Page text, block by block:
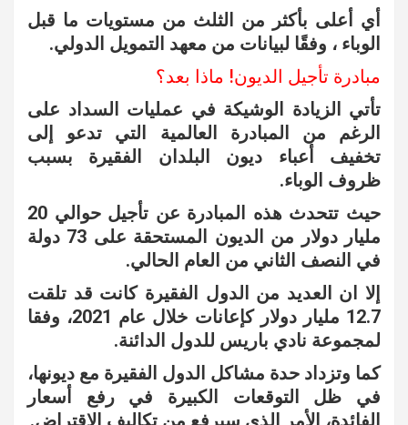
أي أعلى بأكثر من الثلث من مستويات ما قبل
الوباء ، وفقًا لبيانات من معهد التمويل الدولي.
مبادرة تأجيل الديون! ماذا بعد؟
تأتي الزيادة الوشيكة في عمليات السداد على
الرغم من المبادرة العالمية التي تدعو إلى
تخفيف أعباء ديون البلدان الفقيرة بسبب
ظروف الوباء.
حيث تتحدث هذه المبادرة عن تأجيل حوالي 20
مليار دولار من الديون المستحقة على 73 دولة
في النصف الثاني من العام الحالي.
إلا ان العديد من الدول الفقيرة كانت قد تلقت
12.7 مليار دولار كإعانات خلال عام 2021، وفقا
لمجموعة نادي باريس للدول الدائنة.
كما وتزداد حدة مشاكل الدول الفقيرة مع ديونها،
في ظل التوقعات الكبيرة في رفع أسعار